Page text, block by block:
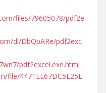
files/79605078/pdf2e
dl/DbQpARe/pdf2exc
pdf2excel.exe.html
file/4471EE67DC5E25E